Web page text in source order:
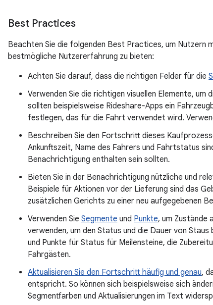
Best Practices
Beachten Sie die folgenden Best Practices, um Nutzern
bestmögliche Nutzererfahrung zu bieten:
Achten Sie darauf, dass die richtigen Felder für die
Verwenden Sie die richtigen visuellen Elemente,
sollten beispielsweise Rideshare-Apps ein
festlegen, das für die Fahrt verwendet wird.
Beschreiben Sie den Fortschritt dieses
Ankunftszeit, Name des Fahrers und Fahrtstatus
Benachrichtigung enthalten sein sollten.
Bieten Sie in der Benachrichtigung nützliche und
Beispiele für Aktionen vor der Lieferung sind das
zusätzlichen Gerichts zu einer neu aufgegebenen
Verwenden Sie Segmente und Punkte, um Zustände
verwenden, um den Status und die Dauer von
und Punkte für Status für Meilensteine, die
Fahrgästen.
Aktualisieren Sie den Fortschritt häufig und genau,
entspricht. So können sich beispielsweise sich
Segmentfarben und Aktualisierungen im Text